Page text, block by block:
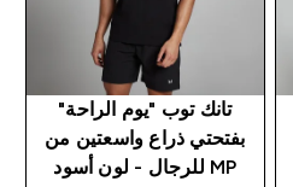
تانك توب "يوم الراحة"
بفتحتي ذراع واسعتين من
MP للرجال - لون أسود